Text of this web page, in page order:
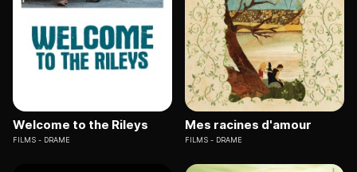
Welcome to the Rileys
FILMS DRAME
Mes racines d'amour
FILMS DRAME